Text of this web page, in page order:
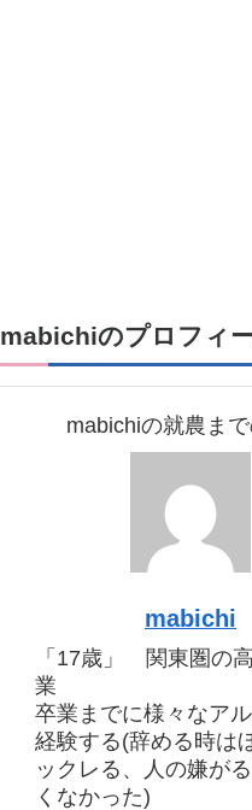
mabichiのプロフィ
mabichiの就農ま
mabichi
「17歳」 関東圏の
業
卒業までに様々なア
経験する(辞める時は
ックレる、人の嫌が
くなかった)